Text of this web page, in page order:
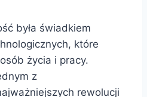
była świadkiem
które
życia i pracy.
z
rewolucji